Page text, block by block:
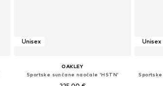
Unisex
OAKLEY
Sportske sunčane naočale 'HSTN'
Unisex